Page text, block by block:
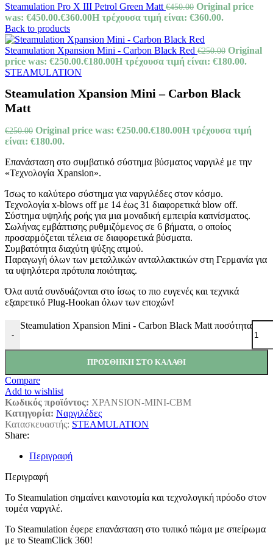
Steamulation Pro X III Petrol Green Matt €450.00 Original price
was: €450.00.€360.00Η τρέχουσα τιμή είναι: €360.00.
Back to products
Steamulation Xpansion Mini - Carbon Black Red €250.00 Original
price was: €250.00.€180.00Η τρέχουσα τιμή είναι: €180.00.
STEAMULATION
Steamulation Xpansion Mini – Carbon Black
Matt
€250.00 Original price was: €250.00.€180.00Η τρέχουσα τιμή
είναι: €180.00.
Επανάσταση στο συμβατικό σύστημα βύσματος ναργιλέ με την
«Τεχνολογία Xpansion».
Ίσως το καλύτερο σύστημα για ναργιλέδες στον κόσμο.
Τεχνολογία x-blows off με 14 έως 31 διαφορετικά blow off.
Σύστημα υψηλής ροής για μια μοναδική εμπειρία καπνίσματος.
Σωλήνας εμβάπτισης ρυθμιζόμενος σε 6 βήματα, ο οποίος
προσαρμόζεται τέλεια σε διαφορετικά βύσματα.
Συμβατότητα διαχύτη ψύξης ατμού.
Παραγωγή όλων των μεταλλικών ανταλλακτικών στη Γερμανία για
τα υψηλότερα πρότυπα ποιότητας.
Όλα αυτά συνδυάζονται στο ίσως το πιο ευγενές και τεχνικά
εξαιρετικό Plug-Hookan όλων των εποχών!
-
Steamulation Xpansion Mini - Carbon Black Matt ποσότητα
ΠΡΟΣΘΉΚΗ ΣΤΟ ΚΑΛΆΘΙ
Compare
Add to wishlist
Κωδικός προϊόντος: XPANSION-MINI-CBM
Κατηγορία: Ναργιλέδες
Κατασκευαστής: STEAMULATION
Share:
Περιγραφή
Περιγραφή
Το Steamulation σημαίνει καινοτομία και τεχνολογική πρόοδο στον
τομέα ναργιλέ.
Το Steamulation έφερε επανάσταση στο τυπικό πώμα με σπείρωμα
με το SteamClick 360!